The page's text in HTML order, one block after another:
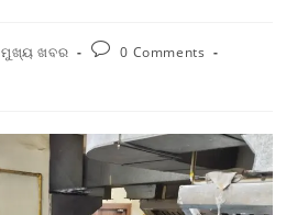
ମୁଖ୍ୟ ଖବର
0 Comments